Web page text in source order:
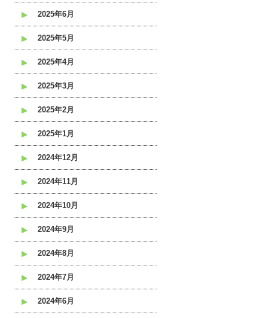
2025年6月
2025年5月
2025年4月
2025年3月
2025年2月
2025年1月
2024年12月
2024年11月
2024年10月
2024年9月
2024年8月
2024年7月
2024年6月